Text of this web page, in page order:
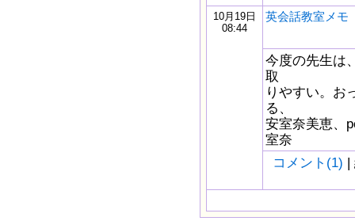
10月19日
08:44
英会話教室メモ
今度の先生は
取
りやすい。お
る、
安室奈美恵、
室奈
コメント(1) |